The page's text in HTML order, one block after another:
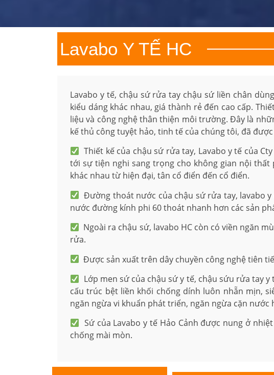
Lavabo Y TẾ HC
Lavabo y tế, chậu sứ rửa tay chậu sứ liền chân
kiểu dáng khác nhau, giá thành rẻ đến cao cấp.
liệu và công nghệ thân thiện môi trường. Đây là
kế thủ công tuyệt hảo, tinh tế của chúng tôi, đã
Thiết kế của chậu sứ rửa tay, Lavabo y tế của
tới sự tiện nghi sang trọng cho không gian nội
khác nhau từ hiện đại, tân cổ điển đến cổ điển.
Đường thoát nước của chậu sứ rửa tay, lavabo
nước đường kính phi 60 thoát nhanh hơn các sản
Ngoài ra chậu sứ, lavabo HC còn có viền ngăn
rửa.
Được sản xuất trên dây chuyền công nghệ tiên
Lớp men sứ của chậu sứ y tế, chậu sứu rửa tay
cấu trúc bệt liền khối chống dính luôn nhẵn mịn,
ngăn ngừa vi khuẩn phát triển, ngăn ngừa cặn
Sứ của Lavabo y tế Hảo Cảnh được nung ở
chống mài mòn.